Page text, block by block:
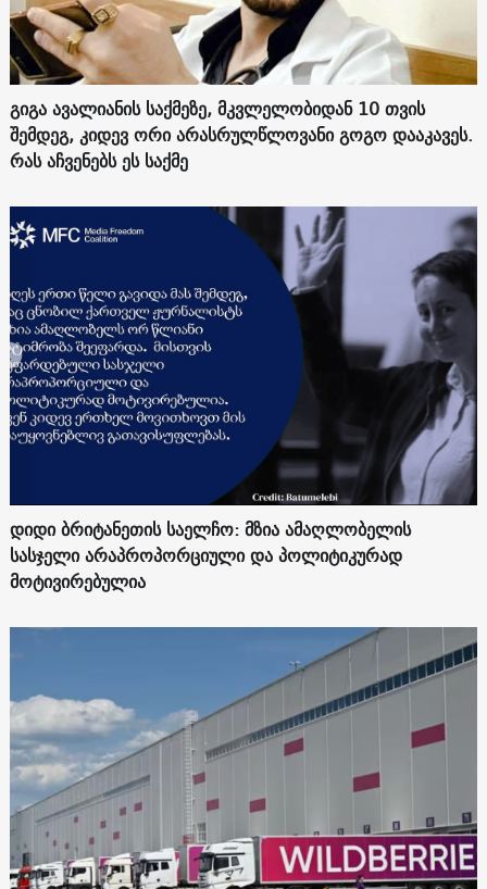
გიგა ავალიანის საქმეზე, მკვლელობიდან 10 თვის
შემდეგ, კიდევ ორი არასრულწლოვანი გოგო დააკავეს.
რას აჩვენებს ეს საქმე
დიდი ბრიტანეთის საელჩო: მზია ამაღლობელის
სასჯელი არაპროპორციული და პოლიტიკურად
მოტივირებულია